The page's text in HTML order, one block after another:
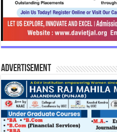
Advertisement